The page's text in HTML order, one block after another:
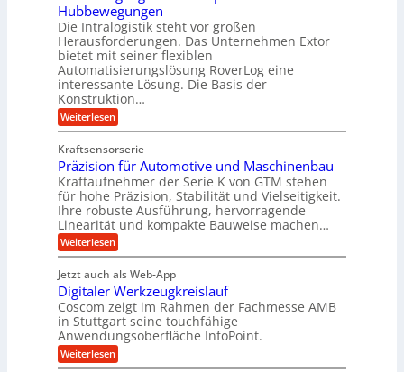
k
i
m
V
e
r
g
e
c
h
g
e
K
u
g
e
l
g
e
w
i
n
d
e
t
i
e
b
e
f
ü
e
r
t
U
m
s
a
t
u
n
d
A
u
f
t
r
a
g
s
e
i
r
A
r
b
e
i
t
s
l
o
s
e
,
w
e
n
i
g
e
r
S
Hubbewegungen
Die Intralogistik steht vor großen
Herausforderungen. Das Unternehmen Extor
bietet mit seiner flexiblen
Automatisierungslösung RoverLog eine
interessante Lösung. Die Basis der
Konstruktion…
Weiterlesen:
Z
h
n
s
t
a
n
g
e
n
e
t
r
i
e
b
e
f
Kraftsensorserie
Präzision für Automotive und Maschinenbau
Kraftaufnehmer der Serie K von GTM stehen
für hohe Präzision, Stabilität und Vielseitigkeit.
Ihre robuste Ausführung, hervorragende
Linearität und kompakte Bauweise machen…
Weiterlesen:
P
ä
z
i
s
i
o
n
f
Jetzt auch als Web-App
Digitaler Werkzeugkreislauf
Coscom zeigt im Rahmen der Fachmesse AMB
in Stuttgart seine touchfähige
Anwendungsoberfläche InfoPoint.
Weiterlesen:
D